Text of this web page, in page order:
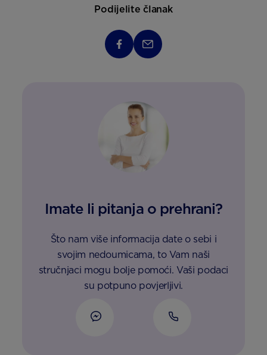
Podijelite članak
Imate li pitanja o prehrani?
Što nam više informacija date o sebi i
svojim nedoumicama, to Vam naši
stručnjaci mogu bolje pomoći. Vaši podaci
su potpuno povjerljivi.